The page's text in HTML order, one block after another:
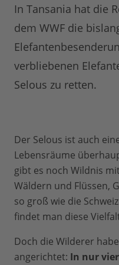
In Tansania hat die
dem WWF die
verbliebenen
Selous zu retten.
Der Selous ist auch
Lebensräume
gibt es noch Wildnis
Wäldern und Flüssen,
so groß wie die
findet man diese
Doch die Wilderer
angerichtet: In nur